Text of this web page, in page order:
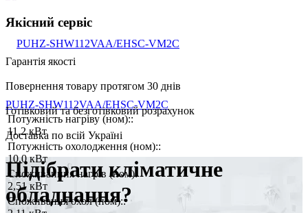
PUHZ-SHW112VAA/EHSC-VM2C
Потужність нагріву (ном)::
11,2 кВт
Потужність охолодження (ном)::
10,0 кВт
Споживанння нагрів (ном):
2,51 кВт
Споживання охол (ном)::
Якісний сервіс
Гарантія якості
Повернення товару протягом 30 днів
Готівковий та безготівковий розрахунок
Доставка по всій Україні
Підібрати кліматичне
обладнання?